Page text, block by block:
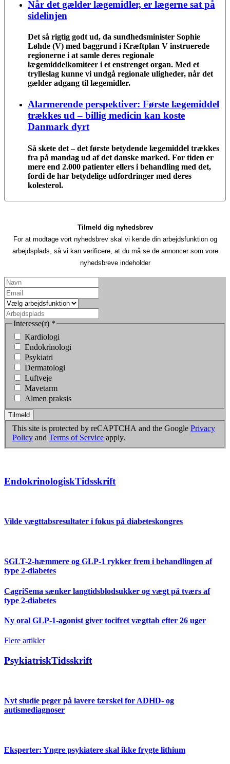
Når det gælder lægemidler, er lægerne sat på
sidelinjen
Det så rigtig godt ud, da sundhedsminister Sophie
Løhde (V) med baggrund i Kræftplan V instruerede
regionerne i at samle deres regionale
lægemiddelkomiteer i et enstrenget organ. Med et
trylleslag kunne vi undgå regionale uligheder, når det
gælder adgang til lægemidler.
Alarmerende perspektiver: Første lægemiddel
trækkes ud – billig medicin kan koste
Danmark dyrt
Så skete det – det første betydende lægemiddel trækkes
fra på mandag ud af det danske marked. For tiden er
mere end 2.000 patienter ellers i behandling med det,
fordi de har betydelige udfordringer med deres
kolesterol.
Tilmeld dig nyhedsbrev
For at modtage vort nyhedsbrev skal vi kende din arbejdsfunktion og
arbejdsplads, så vi kan verificere, at du må se de annoncer som vore
nyhedsbreve indeholder
Interesse(r) *
Kardiologi
Endokrinologi
Psykiatri
Dermatologi
Luftveje
Mavetarm
Almen praksis
Tilmeld
This site is protected by reCAPTCHA and the Google Privacy
Policy and Terms of Service apply.
EndokrinologiskTidsskrift
Vilde vægttabsresultater i fokus på diabeteskongres
SGLT-2-hæmmere og GLP-1 rykker frem i behandlingen af
type 2-diabetes
CagriSema sænker langtidsblodsukker og vægt på tværs af
type 2-diabetes
Ny oral GLP-1-agonist giver tocifret vægttab efter 26 uger
Flere artikler
PsykiatriskTidsskrift
Nyt studie peger på lavere tærskel for ADHD- og
autismediagnoser
Eksperter: Yngre psykiatere skal ikke frygte lithium